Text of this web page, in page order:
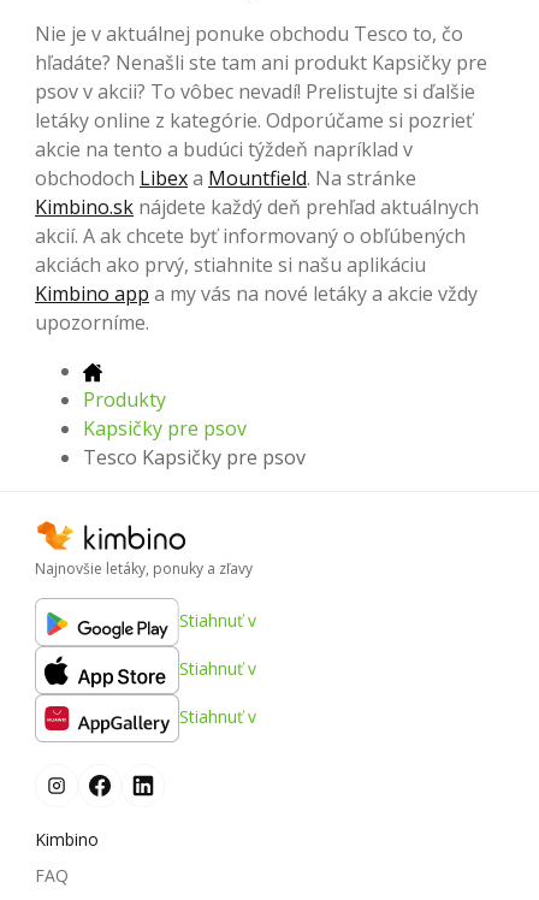
Nie je v aktuálnej ponuke obchodu Tesco to, čo
hľadáte? Nenašli ste tam ani produkt Kapsičky pre
psov v akcii? To vôbec nevadí! Prelistujte si ďalšie
letáky online z kategórie. Odporúčame si pozrieť
akcie na tento a budúci týždeň napríklad v
obchodoch Libexa Mountfield. Na stránke
Kimbino.sk nájdete každý deň prehľad aktuálnych
akcií. A ak chcete byť informovaný o obľúbených
akciách ako prvý, stiahnite si našu aplikáciu
Kimbino app a my vás na nové letáky a akcie vždy
upozorníme.
Produkty
Kapsičky pre psov
Tesco Kapsičky pre psov
Najnovšie letáky, ponuky a zľavy
Stiahnuť v
Stiahnuť v
Stiahnuť v
Kimbino
FAQ